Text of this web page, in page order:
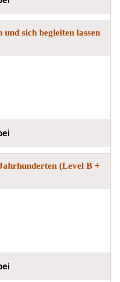
sich begleiten lassen
(Level B +